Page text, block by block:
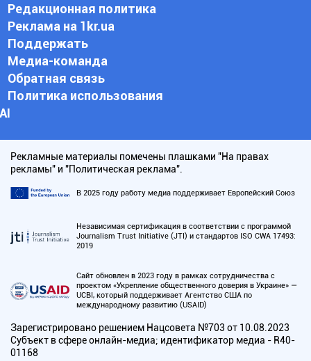
Редакционная политика
Реклама на 1kr.ua
Поддержать
Медиа-команда
Обратная связь
Политика использования
АI
Рекламные материалы помечены плашками "На правах
рекламы" и "Политическая реклама".
В 2025 году работу медиа поддерживает Европейский Союз
Независимая сертификация в соответствии с программой
Journalism Trust Initiative (JTI) и стандартов ISO CWA 17493:
2019
Сайт обновлен в 2023 году в рамках сотрудничества с
проектом «Укрепление общественного доверия в Украине» —
UCBI, который поддерживает Агентство США по
международному развитию (USAID)
Зарегистрировано решением Нацсовета №703 от 10.08.2023
Субъект в сфере онлайн-медиа; идентификатор медиа - R40-
01168